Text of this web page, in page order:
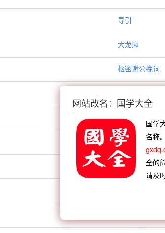
导引
大龙湫
枢密谢公挽词
以六经左氏传
陈夫人挽词
次韵十诗
网站改名：国学大全
国学
名称。
全的
请及